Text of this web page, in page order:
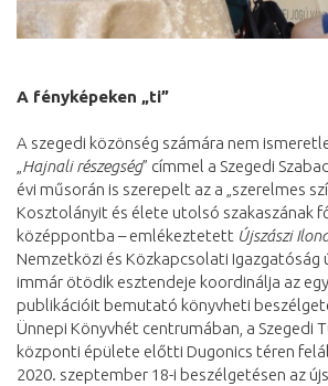
A fényképeken „ti”
A szegedi közönség számára nem
„Hajnali részegség” címmel a Szegedi
évi műsorán is szerepelt az a „szerelmes
Kosztolányit és élete utolsó szakaszának
középpontba – emlékeztetett Újszászi
Nemzetközi és Közkapcsolati Igazgatóság
immár ötödik esztendeje koordinálja az
publikációit bemutató könyvheti
Ünnepi Könyvhét centrumában, a Szegedi
központi épülete előtti Dugonics téren
2020. szeptember 18-i beszélgetésen az